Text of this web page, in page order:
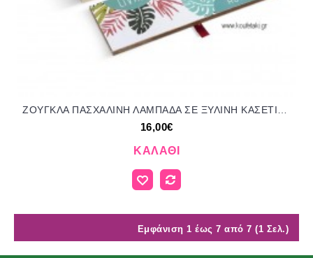
16,00€
ΚΑΛΆΘΙ
Εμφάνιση 1 έως 7 από 7 (1 Σελ.)